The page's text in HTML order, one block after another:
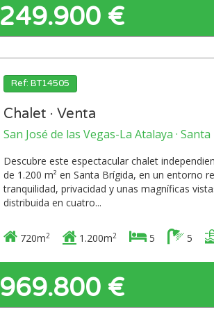
249.900 €
Ref: BT14505
Chalet · Venta
San José de las Vegas-La Atalaya ·
Descubre este espectacular chalet
de 1.200 m² en Santa Brígida, en un entorno
tranquilidad, privacidad y unas magníficas
distribuida en cuatro...
720m2 1.200m2 5 5
969.800 €